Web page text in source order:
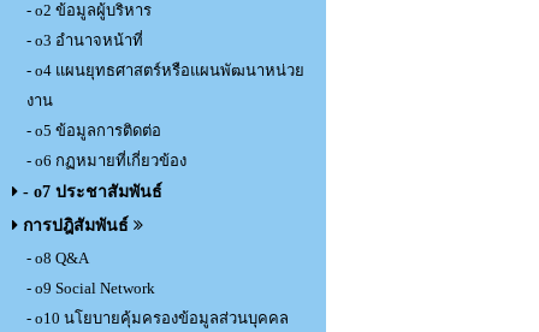
- o2 ข้อมูลผู้บริหาร
- o3 อำนาจหน้าที่
- o4 แผนยุทธศาสตร์หรือแผนพัฒนาหน่วย
งาน
- o5 ข้อมูลการติดต่อ
- o6 กฏหมายที่เกี่ยวข้อง
- o7 ประชาสัมพันธ์
การปฎิสัมพันธ์
- o8 Q&A
- o9 Social Network
- o10 นโยบายคุ้มครองข้อมูลส่วนบุคคล